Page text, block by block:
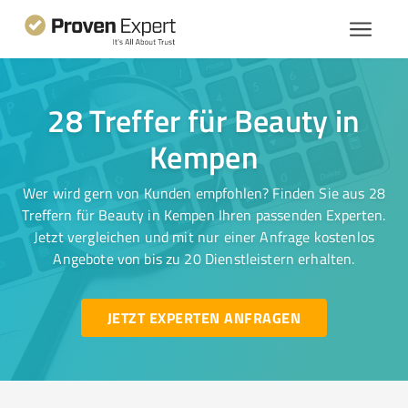
28 Treffer für Beauty in
Kempen
Wer wird gern von Kunden empfohlen? Finden Sie aus 28
Treffern für Beauty in Kempen Ihren passenden Experten.
Jetzt vergleichen und mit nur einer Anfrage kostenlos
Angebote von bis zu 20 Dienstleistern erhalten.
JETZT EXPERTEN ANFRAGEN